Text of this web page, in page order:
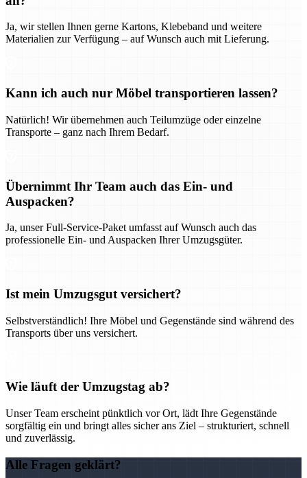
Ja, wir stellen Ihnen gerne Kartons, Klebeband und weitere
Materialien zur Verfügung – auf Wunsch auch mit Lieferung.
Kann ich auch nur Möbel transportieren lassen?
Natürlich! Wir übernehmen auch Teilumzüge oder einzelne
Transporte – ganz nach Ihrem Bedarf.
Übernimmt Ihr Team auch das Ein- und
Auspacken?
Ja, unser Full-Service-Paket umfasst auf Wunsch auch das
professionelle Ein- und Auspacken Ihrer Umzugsgüter.
Ist mein Umzugsgut versichert?
Selbstverständlich! Ihre Möbel und Gegenstände sind während des
Transports über uns versichert.
Wie läuft der Umzugstag ab?
Unser Team erscheint pünktlich vor Ort, lädt Ihre Gegenstände
sorgfältig ein und bringt alles sicher ans Ziel – strukturiert, schnell
und zuverlässig.
Alle Fragen geklärt?